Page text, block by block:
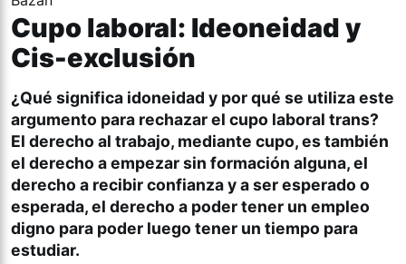
Cupo laboral: Ideoneidad y
Cis-exclusión
¿Qué significa idoneidad y por qué se utiliza este
argumento para rechazar el cupo laboral trans?
El derecho al trabajo, mediante cupo, es también
el derecho a empezar sin formación alguna, el
derecho a recibir confianza y a ser esperado o
esperada, el derecho a poder tener un empleo
digno para poder luego tener un tiempo para
estudiar.